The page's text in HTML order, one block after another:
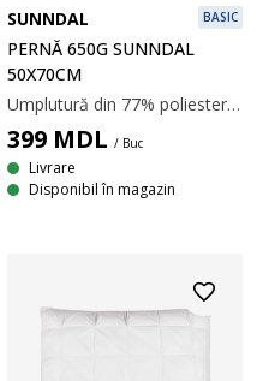
SUNNDAL BASIC
PERNĂ 650G SUNNDAL
50X70CM
Umplutură din 77% poliester/23% bumbac, 650 g. Material interior 100% bumbac. Matlasată cu fibre tubulare. Spălare la 60°C. 50x70 cm
399 MDL / Buc
Livrare
Disponibil în magazin